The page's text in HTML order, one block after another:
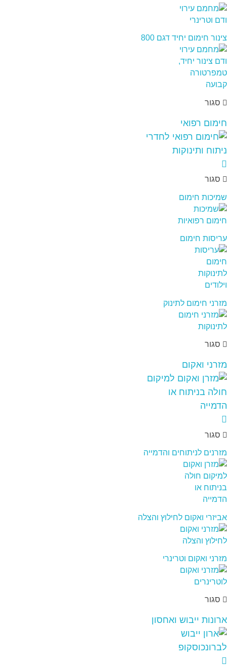
צינור חימום יחיד דגם 800
סגור
חימום רפואי
סגור
שמיכות חימום
עריסות חימום
מזרני חימום לתינוק
סגור
מזרני ואקום
סגור
מזרנים לניתוחים והדמייה
אביזרי ואקום לחילוץ והצלה
מזרני ואקום וטרינרי
סגור
ארונות ייבוש ואחסון